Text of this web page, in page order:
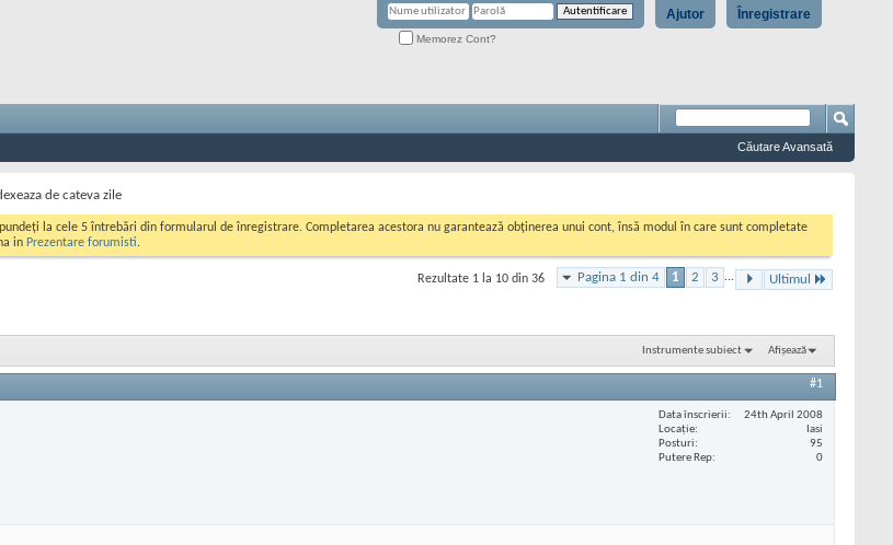
Înregistrare
Ajutor
Memorez Cont?
Căutare Avansată
de cateva zile
la cele 5 întrebări din formularul de înregistrare. Completarea acestora nu garantează obținerea unui cont, însă modul în care sunt completate
in Prezentare forumisti.
Pagina 1 din 4 1 2 3 ... Ultimul
Rezultate 1 la 10 din 36
Instrumente subiect Afișează
#1
Data înscrierii
24th April 2008
Locaţie
Iasi
Posturi
95
Putere Rep
0